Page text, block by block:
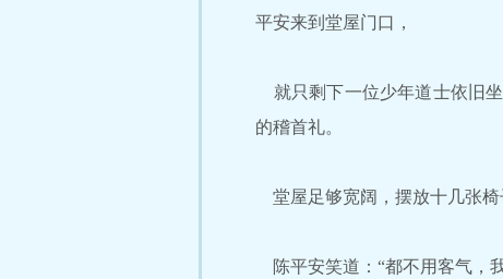
平安来到堂屋门口，
就只剩下一位少年道士依旧
的稽首礼。
堂屋足够宽阔，摆放十几张椅
陈平安笑道：“都不用客气，